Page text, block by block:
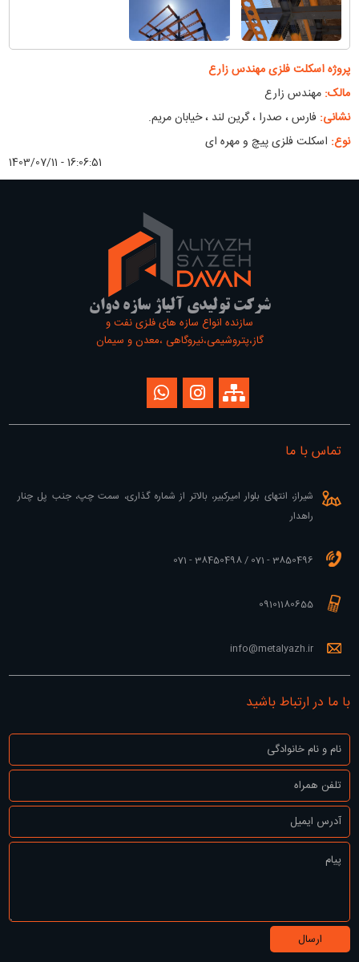
پروژه اسکلت فلزی مهندس زارع
مالک:مهندس زارع
نشانی: فارس ، صدرا ، گرین لند ، خیابان مریم.
نوع: اسکلت فلزی پیچ و مهره ای
1403/07/11 - 16:06:51
شرکت تولیدی آلیاژ سازه دوان
سازنده انواع سازه های فلزی نفت و
گاز،پتروشیمی،نیروگاهی ،معدن و سیمان
تماس با ما
شیراز، انتهای بلوار امیرکبیر، بالاتر از شماره گذاری، سمت چپ، جنب پل چنار
راهدار
3850496 - 071 / 38450498 - 071
09101180655
info@metalyazh.ir
با ما در ارتباط باشید